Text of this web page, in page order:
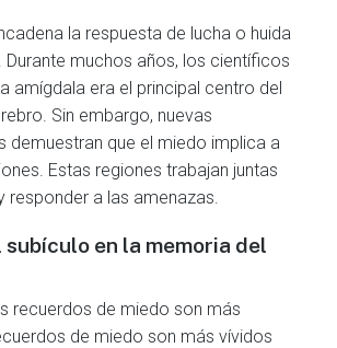
la respuesta de lucha o huida
Durante muchos años, los científicos
amígdala era el principal centro del
Sin embargo, nuevas
demuestran que el miedo implica a
Estas regiones trabajan juntas
responder a las amenazas.
subículo en la memoria del
recuerdos de miedo son más
de miedo son más vívidos